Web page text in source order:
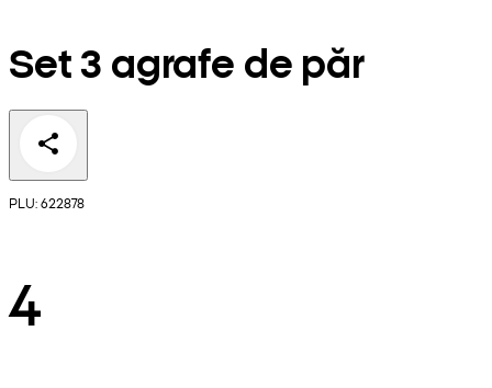
Set 3 agrafe de păr
PLU: 622878
4